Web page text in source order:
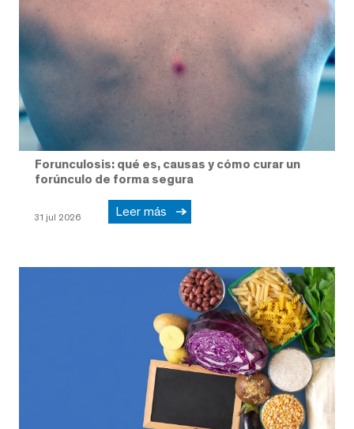
Forunculosis: qué es, causas y cómo curar un
forúnculo de forma segura
31 jul 2026 Leer más